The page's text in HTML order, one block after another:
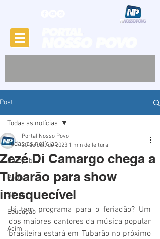
Post
Todas as notícias
Garopaba
Porto
Obras
Educação
Acim
Todas as notícias
Zezé Di Camargo chega a
Tubarão para show
inesquecível
Portal Nosso Povo
30 de out. de 2023 1 min de leitura
Já tem programa para o feriadão? Um
dos maiores cantores da música popular
brasileira estará em Tubarão no próximo